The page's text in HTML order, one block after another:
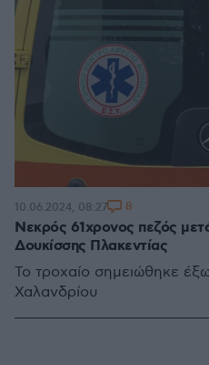
Νεκρός 61χρονος πεζός
Δουκίσσης Πλακεντίας
Το τροχαίο σημειώθηκε
Χαλανδρίου
10.06.2024, 08:27 8